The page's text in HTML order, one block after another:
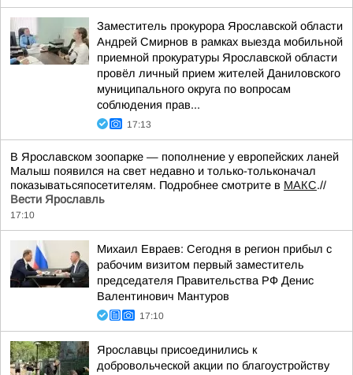
Заместитель прокурора Ярославской области
Андрей Смирнов в рамках выезда мобильной
приемной прокуратуры Ярославской области
провёл личный прием жителей Даниловского
муниципального округа по вопросам
соблюдения прав...
17:13
В Ярославском зоопарке — пополнение у европейских ланей
Малыш появился на свет недавно и только-тольконачал
показыватьсяпосетителям. Подробнее смотрите в МАКС.//
Вести Ярославль
17:10
Михаил Евраев: Сегодня в регион прибыл с
рабочим визитом первый заместитель
председателя Правительства РФ Денис
Валентинович Мантуров
17:10
Ярославцы присоединились к
добровольческой акции по благоустройству